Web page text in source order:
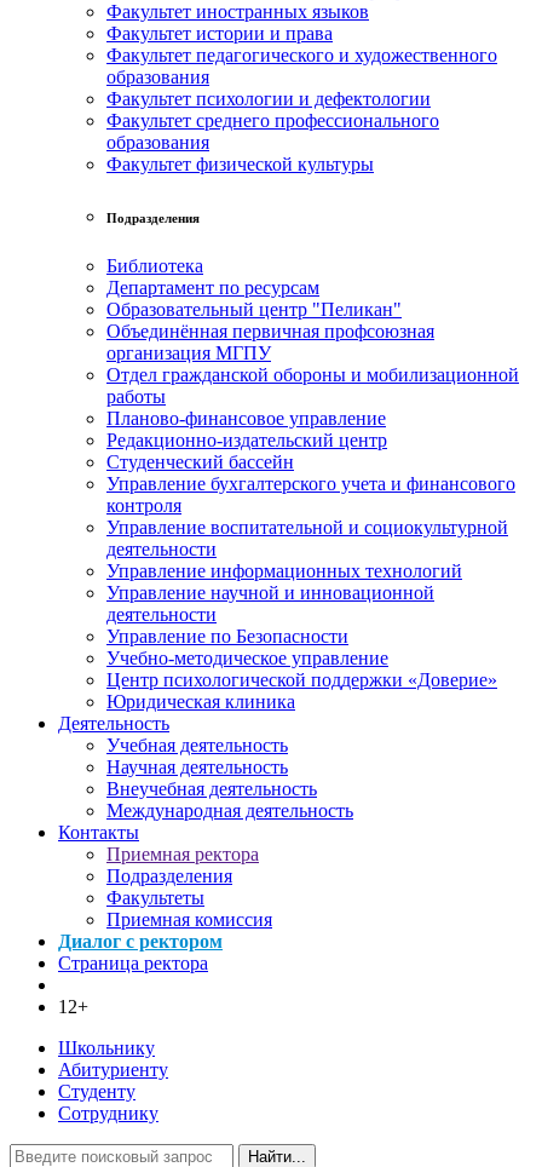
Факультет иностранных языков
Факультет истории и права
Факультет педагогического и художественного
образования
Факультет психологии и дефектологии
Факультет среднего профессионального
образования
Факультет физической культуры
Подразделения
Библиотека
Департамент по ресурсам
Образовательный центр "Пеликан"
Объединённая первичная профсоюзная
организация МГПУ
Отдел гражданской обороны и мобилизационной
работы
Планово-финансовое управление
Редакционно-издательский центр
Студенческий бассейн
Управление бухгалтерского учета и финансового
контроля
Управление воспитательной и социокультурной
деятельности
Управление информационных технологий
Управление научной и инновационной
деятельности
Управление по Безопасности
Учебно-методическое управление
Центр психологической поддержки «Доверие»
Юридическая клиника
Деятельность
Учебная деятельность
Научная деятельность
Внеучебная деятельность
Международная деятельность
Контакты
Приемная ректора
Подразделения
Факультеты
Приемная комиссия
Диалог с ректором
Страница ректора
12+
Школьнику
Абитуриенту
Студенту
Сотруднику
Найти...